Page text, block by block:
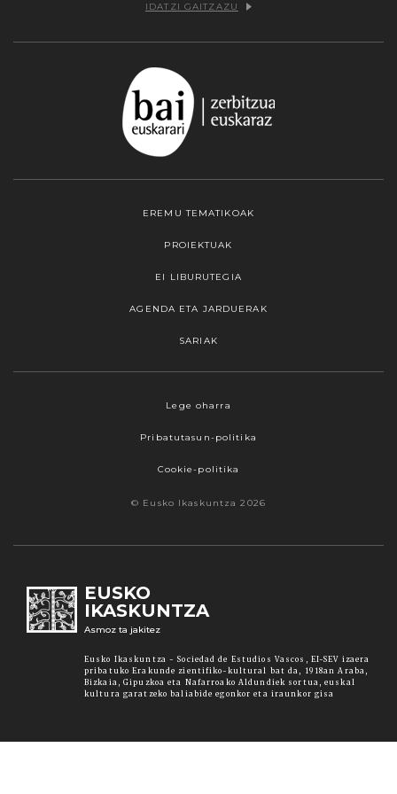
IDATZI GAITZAZU
EREMU TEMATIKOAK
PROIEKTUAK
EI LIBURUTEGIA
AGENDA ETA JARDUERAK
SARIAK
Lege oharra
Pribatutasun-politika
Cookie-politika
© Eusko Ikaskuntza 2026
EUSKO
IKASKUNTZA
Asmoz ta jakitez
Eusko Ikaskuntza - Sociedad de Estudios Vascos, EI-SEV izaera
pribatuko Erakunde zientifiko-kultural bat da, 1918an Araba,
Bizkaia, Gipuzkoa eta Nafarroako Aldundiek sortua, euskal
kultura garatzeko baliabide egonkor eta iraunkor gisa